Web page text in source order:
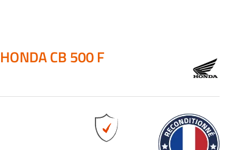
CB 500 F